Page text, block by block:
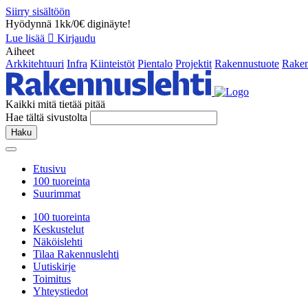
Siirry sisältöön
Hyödynnä 1kk/0€ diginäyte!
Lue lisää
Kirjaudu
Aiheet
Arkkitehtuuri Infra Kiinteistöt Pientalo Projektit Rakennustuote
Kaikki mitä tietää pitää
Hae tältä sivustolta
Haku
Etusivu
100 tuoreinta
Suurimmat
100 tuoreinta
Keskustelut
Näköislehti
Tilaa Rakennuslehti
Uutiskirje
Toimitus
Yhteystiedot